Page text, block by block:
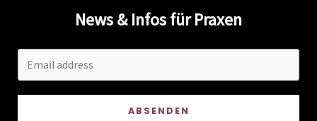
News & Infos für Praxen
ABSENDEN